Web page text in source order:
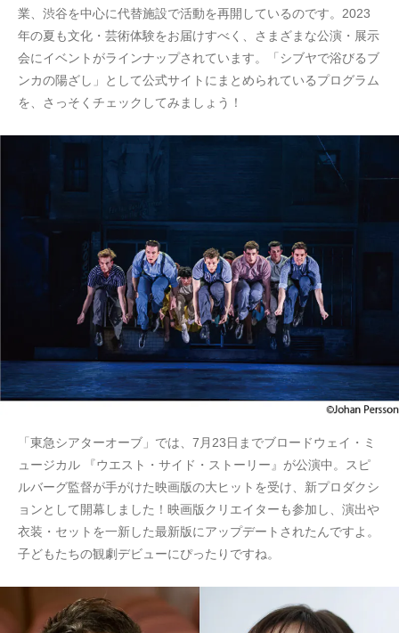
業、渋谷を中心に代替施設で活動を再開しているのです。2023
年の夏も文化・芸術体験をお届けすべく、さまざまな公演・展示
会にイベントがラインナップされています。「シブヤで浴びるブ
ンカの陽ざし」として公式サイトにまとめられているプログラム
を、さっそくチェックしてみましょう！
「東急シアターオーブ」では、7月23日までブロードウェイ・ミ
ュージカル 『ウエスト・サイド・ストーリー』が公演中。スピ
ルバーグ監督が手がけた映画版の大ヒットを受け、新プロダクシ
ョンとして開幕しました！映画版クリエイターも参加し、演出や
衣装・セットを一新した最新版にアップデートされたんですよ。
子どもたちの観劇デビューにぴったりですね。